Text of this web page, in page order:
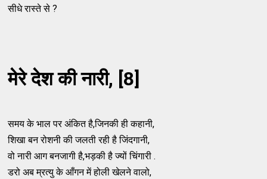
सीधे रास्ते से ?
मेरे देश की नारी, [8]
समय के भाल पर अंकित है,जिनकी ही कहानी,
शिखा बन रोशनी की जलती रही है जिंदगानी,
वो नारी आग बनजागी है,भड़की है ज्यों चिंगारी .
डरो अब म्रत्यु के आँगन में होली खेलने वालो,